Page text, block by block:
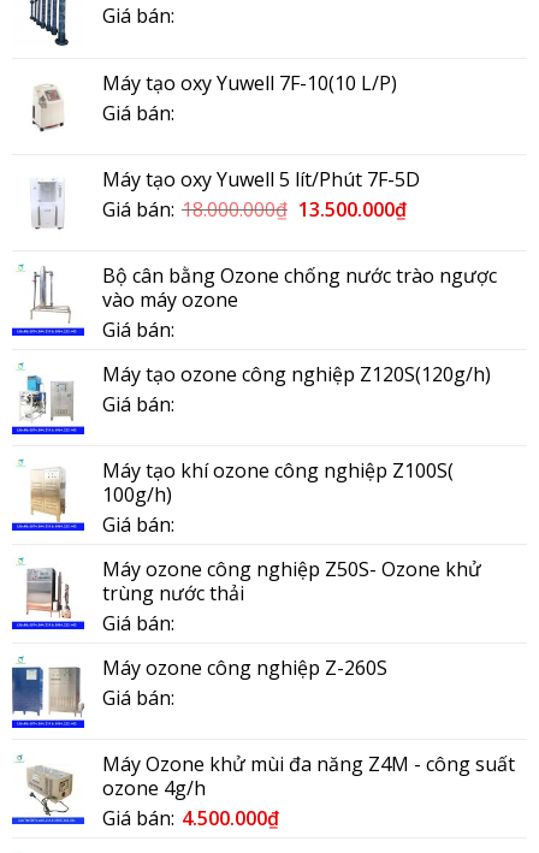
Giá bán:
Máy tạo oxy Yuwell 7F-10(10 L/P)
Giá bán:
Máy tạo oxy Yuwell 5 lít/Phút 7F-5D
Giá bán: 18.000.000₫ 13.500.000₫
Bộ cân bằng Ozone chống nước trào ngược
vào máy ozone
Giá bán:
Máy tạo ozone công nghiệp Z120S(120g/h)
Giá bán:
Máy tạo khí ozone công nghiệp Z100S(
100g/h)
Giá bán:
Máy ozone công nghiệp Z50S- Ozone khử
trùng nước thải
Giá bán:
Máy ozone công nghiệp Z-260S
Giá bán:
Máy Ozone khử mùi đa năng Z4M - công suất
ozone 4g/h
Giá bán: 4.500.000₫